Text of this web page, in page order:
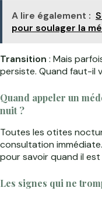
A lire également :
pour soulager la
Transition : Mais
persiste. Quand faut-il
Quand appeler un
nuit ?
Toutes les otites
consultation
pour savoir quand il
Les signes qui ne